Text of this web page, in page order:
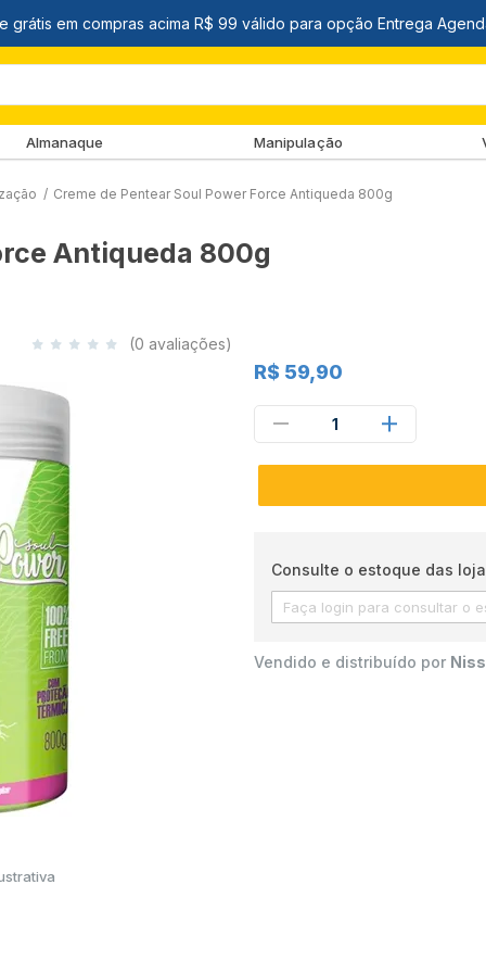
Almanaque Manipulação
/ Creme de Pentear Soul Power Force Antiqueda 800g
Antiqueda 800g
(0 avaliações)
R$ 59,90
1
Consulte o estoque das
Vendido e distribuído por